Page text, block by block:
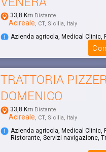
33,8 Km Distante
Acireale, CT, Sicilia, Italy
Azienda agricola, Medical Clinic,
TRATTORIA
DOMENICO
33,8 Km Distante
Acireale, CT, Sicilia, Italy
Azienda agricola, Medical Clinic,
Ristorante, Servizi navigazione,